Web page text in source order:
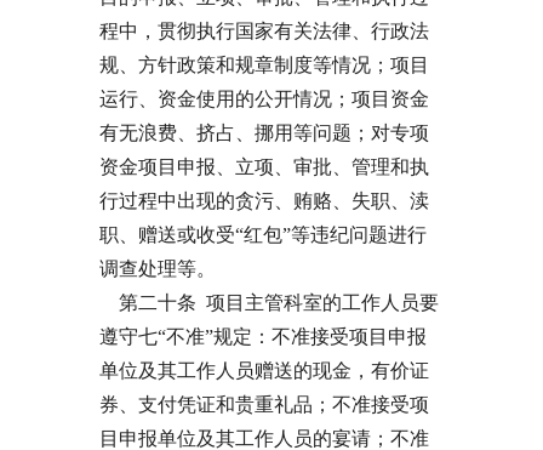
程中，贯彻执行国家有关法律、行政法
规、方针政策和规章制度等情况；项目
运行、资金使用的公开情况；项目资金
有无浪费、挤占、挪用等问题；对专项
资金项目申报、立项、审批、管理和执
行过程中出现的贪污、贿赂、失职、渎
职、赠送或收受“红包”等违纪问题进行
调查处理等。
第二十条 项目主管科室的工作人员要
遵守七“不准”规定：不准接受项目申报
单位及其工作人员赠送的现金，有价证
券、支付凭证和贵重礼品；不准接受项
目申报单位及其工作人员的宴请；不准